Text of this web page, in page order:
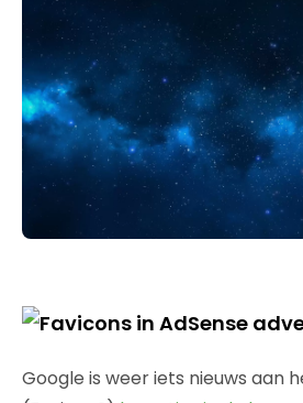
Google is weer iets nieuws aan